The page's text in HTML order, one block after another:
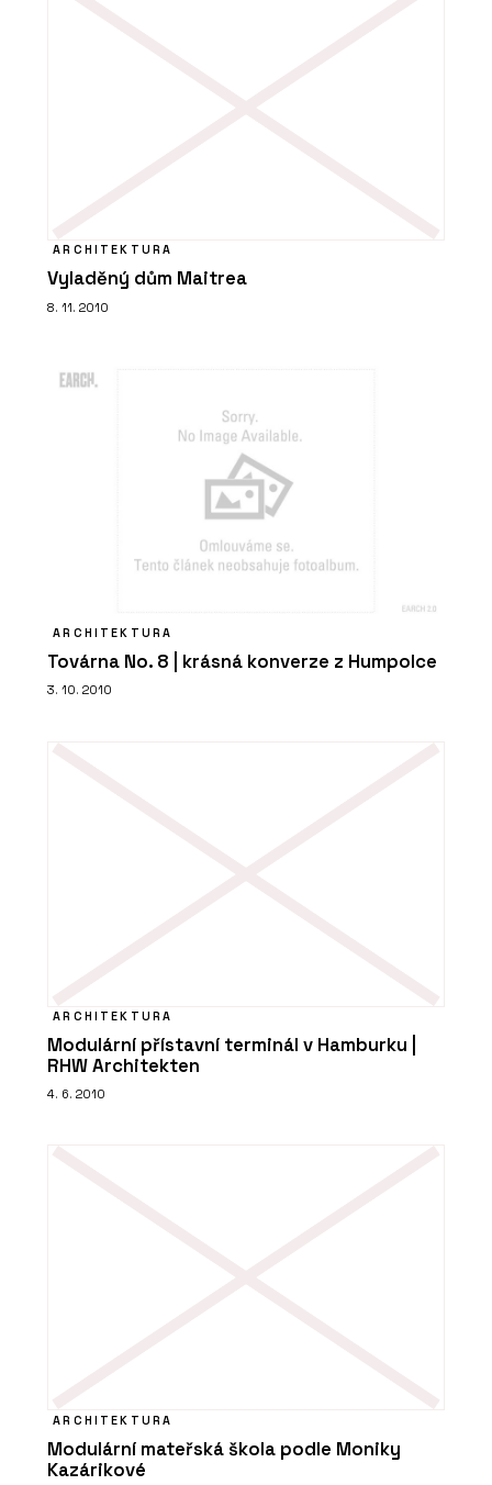
PRODUKTY
Židle Bombshell - Urbania
ARCHITEKTURA
Vyladěný dům Maitrea
8. 11. 2010
ARCHITEKTURA
Továrna No. 8 | krásná konverze z Humpolce
3. 10. 2010
ARCHITEKTURA
Modulární přístavní terminál v Hamburku |
RHW Architekten
4. 6. 2010
ARCHITEKTURA
Modulární mateřská škola podle Moniky
Kazárikové